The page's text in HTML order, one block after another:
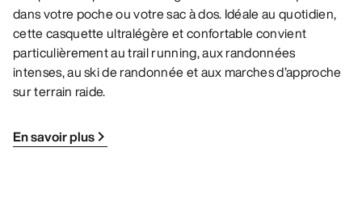
dans votre poche ou votre sac à dos. Idéale au quotidien,
cette casquette ultralégère et confortable convient
particulièrement au trail running, aux randonnées
intenses, au ski de randonnée et aux marches d’approche
sur terrain raide.
En savoir plus